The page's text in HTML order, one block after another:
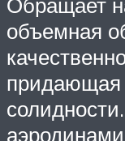
объемная
придающая